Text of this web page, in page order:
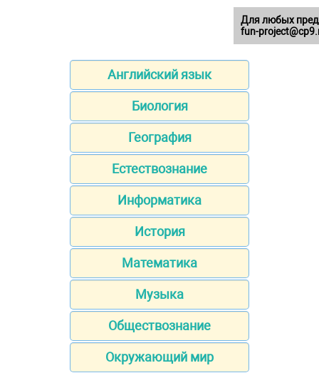
Английский язык
Биология
География
Естествознание
Информатика
История
Математика
Музыка
Обществознание
Окружающий мир
Для любых
fun-